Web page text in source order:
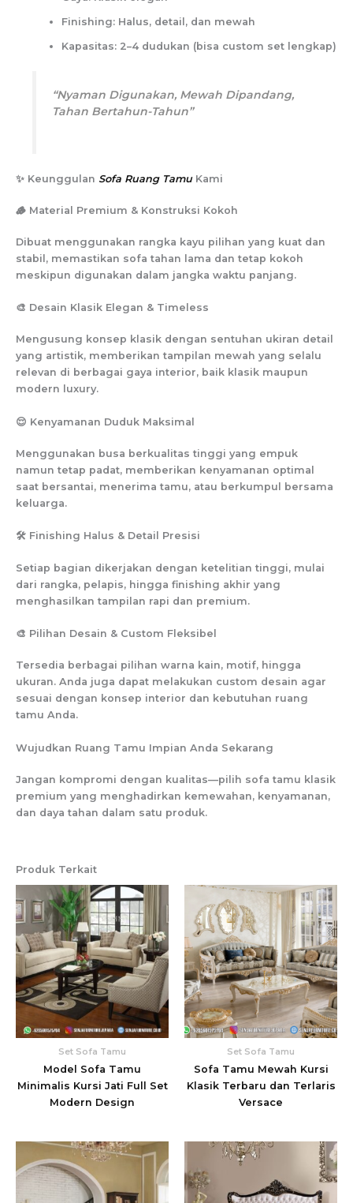
Finishing: Halus, detail, dan mewah
Kapasitas: 2–4 dudukan (bisa custom set lengkap)
“Nyaman Digunakan, Mewah Dipandang,
Tahan Bertahun-Tahun”
✨ Keunggulan Sofa Ruang TamuKami
🪵 Material Premium & Konstruksi Kokoh
Dibuat menggunakan rangka kayu pilihan yang kuat dan
stabil, memastikan sofa tahan lama dan tetap kokoh
meskipun digunakan dalam jangka waktu panjang.
🎨 Desain Klasik Elegan & Timeless
Mengusung konsep klasik dengan sentuhan ukiran detail
yang artistik, memberikan tampilan mewah yang selalu
relevan di berbagai gaya interior, baik klasik maupun
modern luxury.
😌 Kenyamanan Duduk Maksimal
Menggunakan busa berkualitas tinggi yang empuk
namun tetap padat, memberikan kenyamanan optimal
saat bersantai, menerima tamu, atau berkumpul bersama
keluarga.
🛠️ Finishing Halus & Detail Presisi
Setiap bagian dikerjakan dengan ketelitian tinggi, mulai
dari rangka, pelapis, hingga finishing akhir yang
menghasilkan tampilan rapi dan premium.
🎨 Pilihan Desain & Custom Fleksibel
Tersedia berbagai pilihan warna kain, motif, hingga
ukuran. Anda juga dapat melakukan custom desain agar
sesuai dengan konsep interior dan kebutuhan ruang
tamu Anda.
Wujudkan Ruang Tamu Impian Anda Sekarang
Jangan kompromi dengan kualitas—pilih sofa tamu klasik
premium yang menghadirkan kemewahan, kenyamanan,
dan daya tahan dalam satu produk.
Produk Terkait
Set Sofa Tamu
Model Sofa Tamu
Minimalis Kursi Jati Full Set
Modern Design
Set Sofa Tamu
Sofa Tamu Mewah Kursi
Klasik Terbaru dan Terlaris
Versace